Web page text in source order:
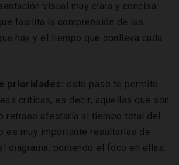
visual muy clara y concisa
facilita la comprensión de las
hay y el tiempo que conlleva cada
prioridades: este paso te permite
críticas, es decir, aquellas que son
retraso afectaría al tiempo total del
es muy importante resaltarlas de
diagrama, poniendo el foco en ellas.